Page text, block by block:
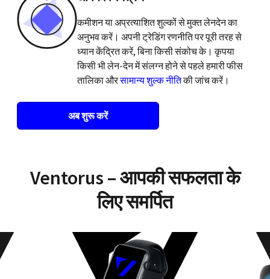
कमीशन या अप्रत्याशित शुल्कों से मुक्त लेनदेन का
अनुभव करें। अपनी ट्रेडिंग रणनीति पर पूरी तरह से
ध्यान केंद्रित करें, बिना किसी संकोच के। कृपया
किसी भी लेन-देन में संलग्न होने से पहले हमारी फीस
तालिका औरसामान्य शुल्क नीतिकी जांच करें।
अब शुरू करें
Ventorus – आपकी सफलता के
लिए समर्पित